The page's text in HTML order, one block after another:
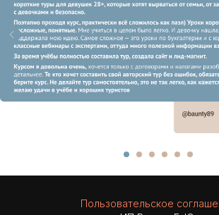
Пользовательское